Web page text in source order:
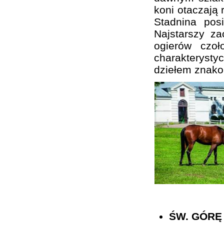
koni otaczają
Stadnina
Najstarszy
ogierów
dziełem
ŚW.